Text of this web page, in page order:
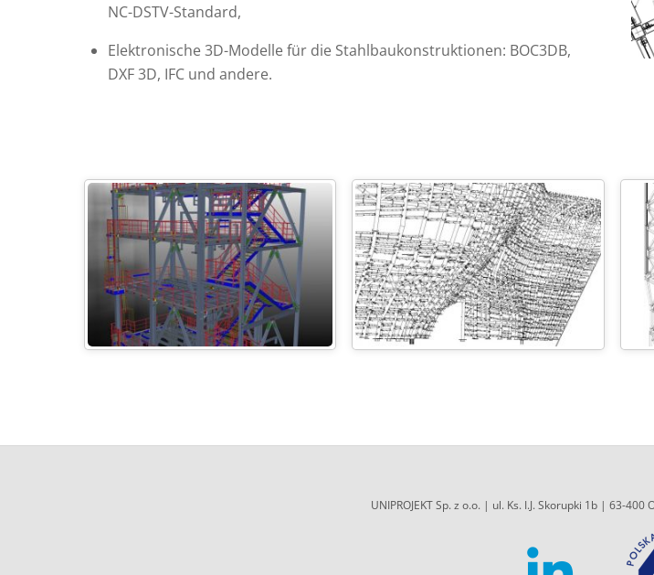
NC-DSTV-Standard,
Elektronische 3D-Modelle für die Stahlbaukonstruktionen: BOC3DB,
DXF 3D, IFC und andere.
UNIPROJEKT Sp. z o.o. | ul. Ks. I.J. Skorupki 1b | 63-